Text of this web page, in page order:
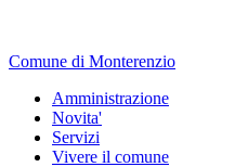
Comune di Monterenzio
Amministrazione
Novita'
Servizi
Vivere il comune